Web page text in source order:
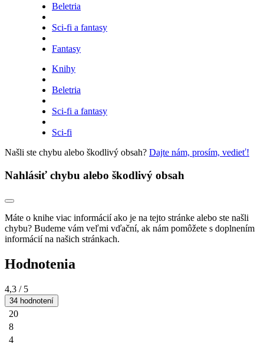
Beletria
Sci-fi a fantasy
Fantasy
Knihy
Beletria
Sci-fi a fantasy
Sci-fi
Našli ste chybu alebo škodlivý obsah? Dajte nám, prosím, vedieť!
Nahlásiť chybu alebo škodlivý obsah
Máte o knihe viac informácií ako je na tejto stránke alebo ste našli
chybu? Budeme vám veľmi vďační, ak nám pomôžete s doplnením
informácií na našich stránkach.
Hodnotenia
4,3 / 5
34 hodnotení
20
8
4